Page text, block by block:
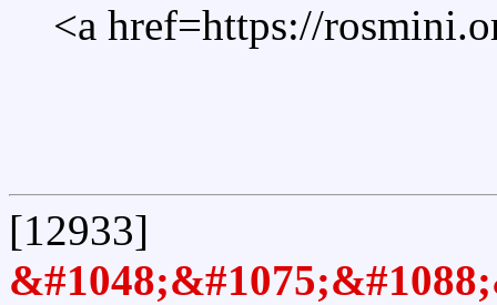
<a href=https://
[12933]